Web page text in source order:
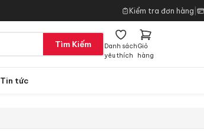
Kiểm tra đơn hàng
Tìm Kiếm
Danh sách
yêu thích
Giỏ
hàng
Tin tức